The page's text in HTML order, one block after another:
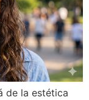
de la estética